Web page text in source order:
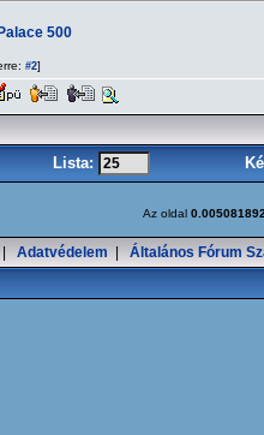
500
#2]
Lista:
Az oldal
Adatvédelem Általános Fórum